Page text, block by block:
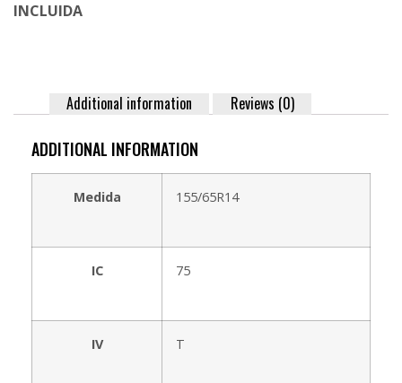
INCLUIDA
Additional information Reviews (0)
ADDITIONAL INFORMATION
Medida 155/65R14
IC 75
IV T